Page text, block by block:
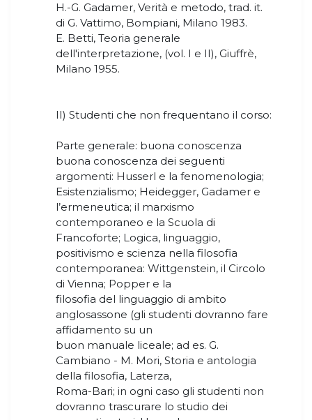
H.-G. Gadamer, Verità e metodo, trad. it.
di G. Vattimo, Bompiani, Milano 1983.
E. Betti, Teoria generale
dell'interpretazione, (vol. I e II), Giuffrè,
Milano 1955.
II) Studenti che non frequentano il corso:
Parte generale: buona conoscenza
buona conoscenza dei seguenti
argomenti: Husserl e la fenomenologia;
Esistenzialismo; Heidegger, Gadamer e
l’ermeneutica; il marxismo
contemporaneo e la Scuola di
Francoforte; Logica, linguaggio,
positivismo e scienza nella filosofia
contemporanea: Wittgenstein, il Circolo
di Vienna; Popper e la
filosofia del linguaggio di ambito
anglosassone (gli studenti dovranno fare
affidamento su un
buon manuale liceale; ad es. G.
Cambiano - M. Mori, Storia e antologia
della filosofia, Laterza,
Roma-Bari; in ogni caso gli studenti non
dovranno trascurare lo studio dei